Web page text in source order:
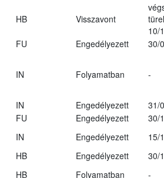
HB Visszavont
10/
FU Engedélyezett
30/
IN Folyamatban -
IN Engedélyezett
31/
FU Engedélyezett
30/
IN Engedélyezett
15/
HB Engedélyezett
30/
HB Folyamatban
-